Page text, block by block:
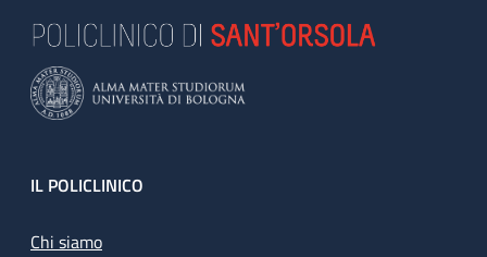
Footer
IL POLICLINICO
Chi siamo